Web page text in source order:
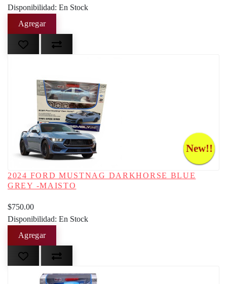
Disponibilidad: En Stock
New!!
2024 FORD MUSTNAG DARKHORSE BLUE
GREY -MAISTO
$750.00
Disponibilidad: En Stock